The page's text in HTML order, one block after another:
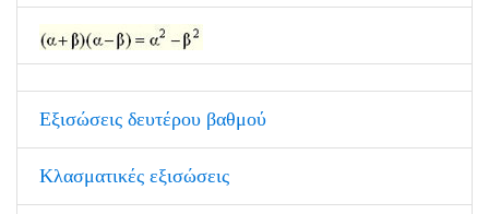
Εξισώσεις δευτέρου βαθμού
Κλασματικές εξισώσεις